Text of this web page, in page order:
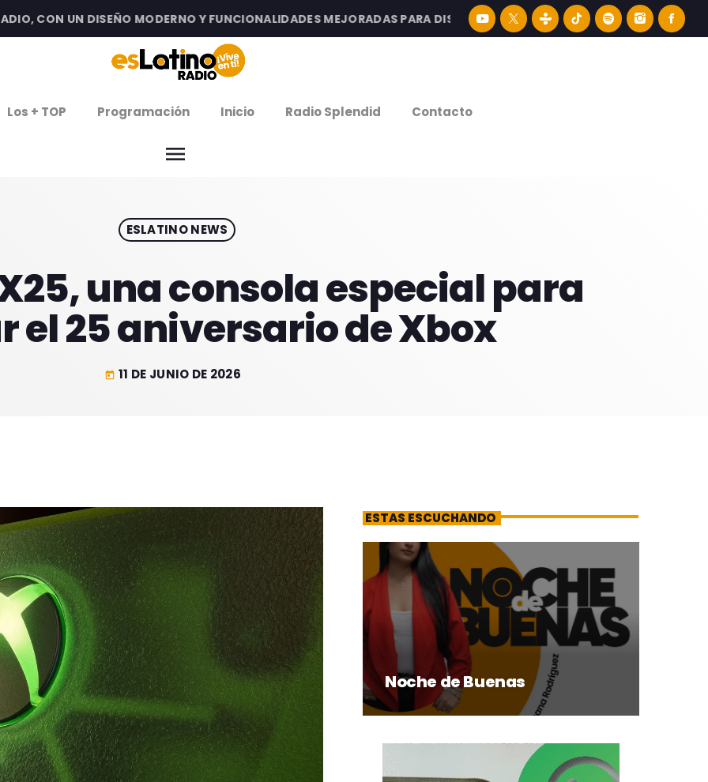
CON UN DISEÑO MODERNO Y FUNCIONALIDADES MEJORADAS PARA DISFRUTAR LA MEJOR MÚSICA LATINA Y
Los + TOP Programación Inicio Radio Splendid Contacto
menu
DE ESTRENOS ESLATINO NEWS
una consola especial para
el 25 aniversario de Xbox
today 11 DE JUNIO DE 2026
ESTAS ESCUCHANDO
Noche de Buenas